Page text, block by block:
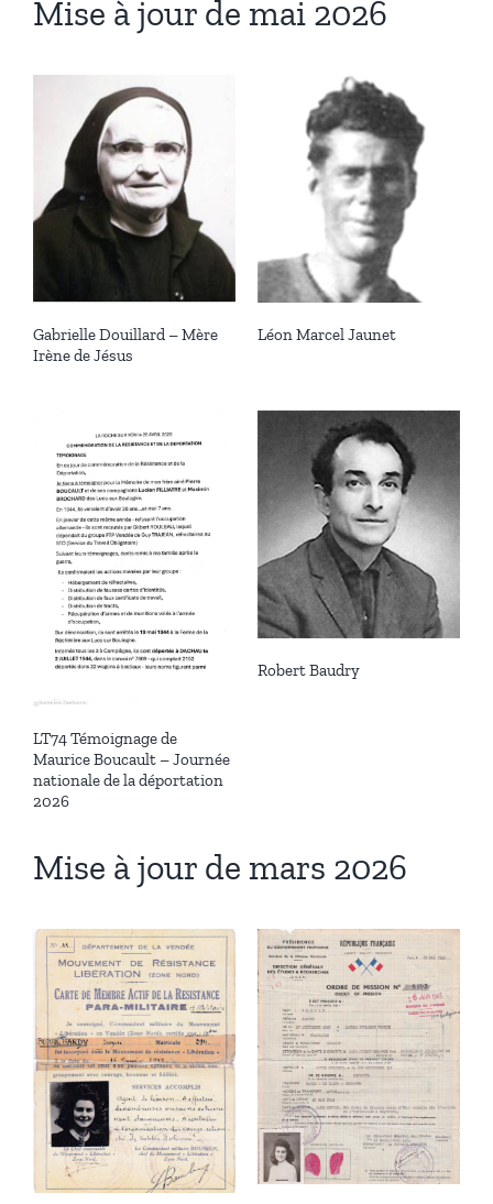
Mise à jour de mai 2026
Gabrielle Douillard – Mère
Irène de Jésus
Léon Marcel Jaunet
LT74 Témoignage de
Maurice Boucault – Journée
nationale de la déportation
2026
Robert Baudry
Mise à jour de mars 2026